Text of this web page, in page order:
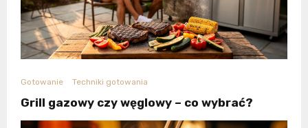
Gotowanie Techniki gotowania
Grill gazowy czy węglowy – co wybrać?